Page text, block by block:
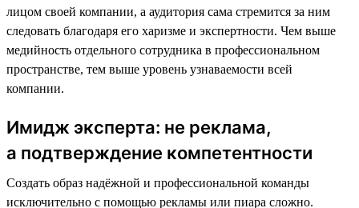
лицом своей компании, а аудитория сама стремится за ним
следовать благодаря его харизме и экспертности. Чем выше
медийность отдельного сотрудника в профессиональном
пространстве, тем выше уровень узнаваемости всей
компании.
Имидж эксперта: не реклама,
а подтверждение компетентности
Создать образ надёжной и профессиональной команды
исключительно с помощью рекламы или пиара сложно.